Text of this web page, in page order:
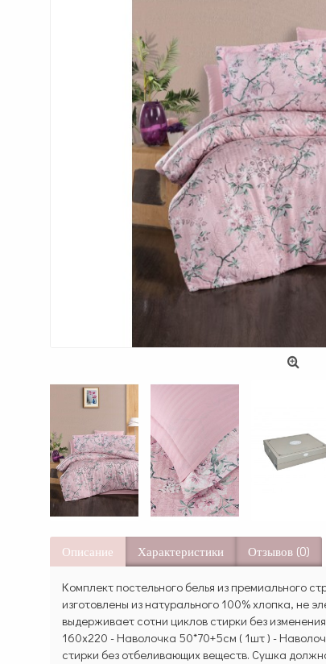
Описание Характеристики Отзывов (0)
Комплект постельного белья из премиального
изготовлены из натурального 100% хлопка, не
выдерживает сотни циклов стирки без
160х220 - Наволочка 50*70+5см ( 1шт ) -
стирки без отбеливающих веществ. Сушка